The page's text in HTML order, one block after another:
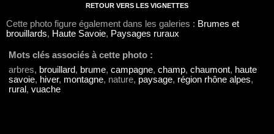
RETOUR VERS LES VIGNETTES
Cette photo figure également dans les galeries : Brumes et
brouillards, Haute Savoie, Paysages ruraux
Mots clés associés à cette photo :
arbres, brouillard, brume, campagne, champ, chaumont, haute
savoie, hiver, montagne, nature, paysage, région rhône alpes,
rural , vuache